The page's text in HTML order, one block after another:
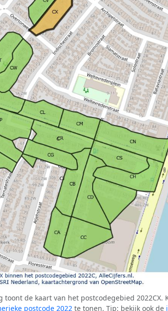
toont de kaart van het postcodegebied 2022CX.
postcode 2022 te tonen. Tip: bekijk ook de